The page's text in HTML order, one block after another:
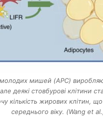
молодих мишей (APC)
деякі стовбурові клітини
кількість жирових клітин,
середнього віку. (Wang et